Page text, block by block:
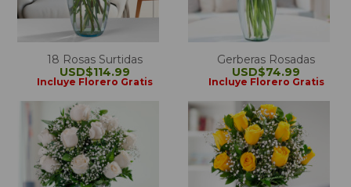
18 Rosas Surtidas
USD$114.99
Incluye Florero Gratis
Gerberas Rosadas
USD$74.99
Incluye Florero Gratis